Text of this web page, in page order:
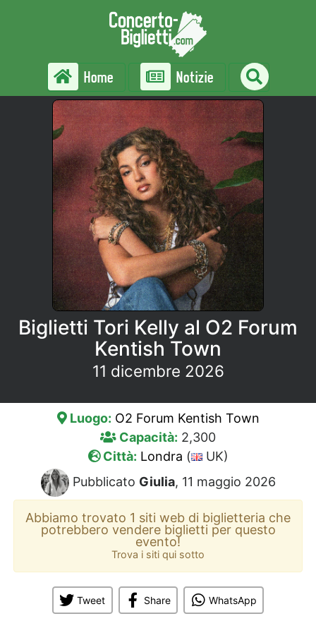
Home Notizie
Biglietti Tori Kelly al O2 Forum
Kentish Town
11 dicembre 2026
Luogo: O2 Forum Kentish Town
Capacità: 2,300
Città: Londra (
UK)
Pubblicato Giulia, 11 maggio 2026
Abbiamo trovato 1 siti web di biglietteria che
potrebbero vendere biglietti per questo
evento!
Trova i siti qui sotto
Tweet Share WhatsApp